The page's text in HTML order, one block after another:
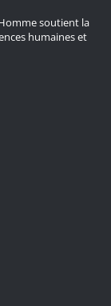
soutient la
humaines et